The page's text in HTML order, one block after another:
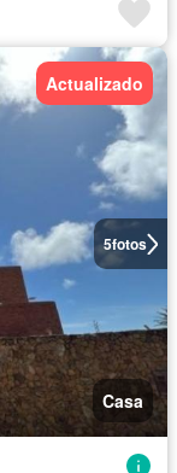
5fotos
Actualizado
Casa